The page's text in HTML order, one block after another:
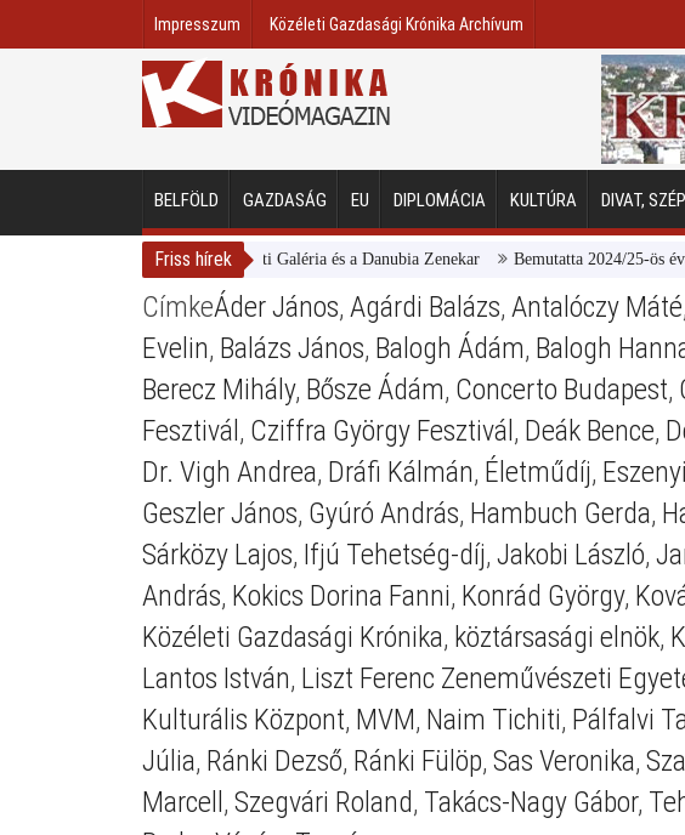
Impresszum Közéleti Gazdasági Krónika Archívum
BELFÖLD GAZDASÁG EU DIPLOMÁCIA KULTÚRA DIVAT,
Friss hírek
Magyar Nemzeti Galéria és a Danubia Zenekar Bemutatta 2024/25-ös évadát
CímkeÁder János, Agárdi Balázs, Antalóczy Máté,
Evelin, Balázs János, Balogh Ádám, Balogh
Berecz Mihály, Bősze Ádám, Concerto Budapest,
Fesztivál , Cziffra György Fesztivál , Deák Bence,
Dr. Vigh Andrea, Dráfi Kálmán, Életműdíj,
Geszler János, Gyúró András, Hambuch Gerda,
Sárközy Lajos, Ifjú Tehetség-díj, Jakobi László,
András, Kokics Dorina Fanni, Konrád György,
Közéleti Gazdasági Krónika, köztársasági elnök,
Lantos István, Liszt Ferenc Zeneművészeti
Kulturális Központ, MVM, Naim Tichiti, Pálfalvi
Júlia, Ránki Dezső, Ránki Fülöp, Sas Veronika,
Marcell , Szegvári Roland, Takács-Nagy Gábor,